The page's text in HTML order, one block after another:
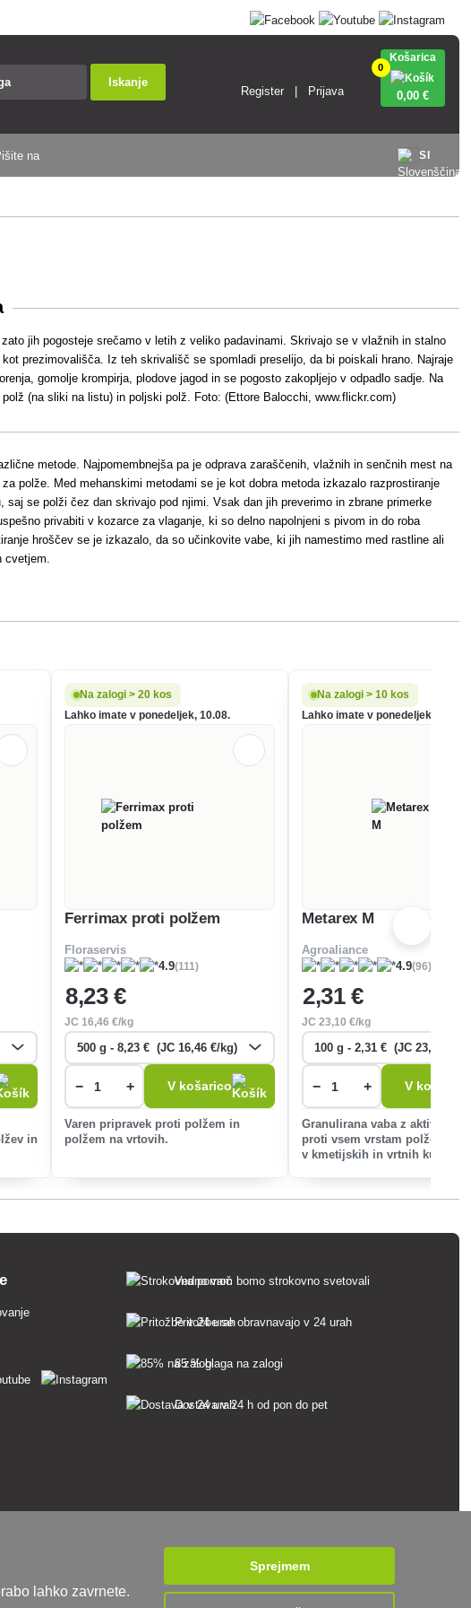
Iskanje
Register Prijava
0
Košarica
0,00 €
SI
na
jih pogosteje srečamo v letih z veliko padavinami. Skrivajo se v vlažnih in stalno
prezimovališča. Iz teh skrivališč se spomladi preselijo, da bi poiskali hrano. Najraje
gomolje krompirja, plodove jagod in se pogosto zakopljejo v odpadlo sadje. Na
(na sliki na listu) in poljski polž. Foto: (Ettore Balocchi, www.flickr.com)
metode. Najpomembnejša pa je odprava zaraščenih, vlažnih in senčnih mest na
polže. Med mehanskimi metodami se je kot dobra metoda izkazalo razprostiranje
saj se polži čez dan skrivajo pod njimi. Vsak dan jih preverimo in zbrane primerke
privabiti v kozarce za vlaganje, ki so delno napolnjeni s pivom in do roba
hroščev se je izkazalo, da so učinkovite vabe, ki jih namestimo med rastline ali
in
Na zalogi > 20 kos
Lahko imate v ponedeljek, 10.08.
Ferrimax proti polžem
Floraservis
4.9(111)
8,23 €
JC16,46 €/kg
− + V košarico
Varen pripravek proti polžem in
polžem na vrtovih.
Na zalogi > 10 kos
Lahko imate v ponedeljek, 10.08.
Metarex M
Agroaliance
4.9(96)
2,31 €
JC23,10 €/kg
− + V košarico
Granulirana vaba z aktivno
proti vsem vrstam polžev in
v kmetijskih in vrtnih
Vedno vam bomo strokovno svetovali
Pritožbe se obravnavajo v 24 urah
85 % blaga na zalogi
Dostava v 24 h od pon do pet
lahko zavrnete.
Sprejmem